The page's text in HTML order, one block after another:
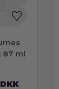
87 ml
DKK